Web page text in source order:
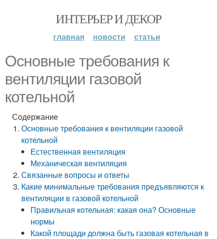
ИНТЕРЬЕР И ДЕКОР
главная новости статьи
Основные требования к
вентиляции газовой
котельной
Содержание
Основные требования к вентиляции газовой
котельной
Естественная вентиляция
Механическая вентиляция
Связанные вопросы и ответы
Какие минимальные требования предъявляются к
вентиляции в газовой котельной
Правильная котельная: какая она? Основные
нормы
Какой площади должна быть газовая котельная в